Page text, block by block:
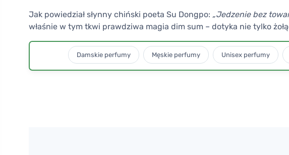
Jak powiedział słynny chiński poeta Su Dongpo: „Jedzenie bez
właśnie w tym tkwi prawdziwa magia dim sum – dotyka nie tylko
Damskie perfumy Męskie perfumy Unisex perfumy